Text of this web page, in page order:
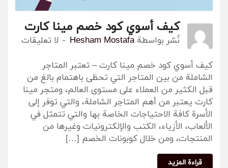
كيف أسوي كود خصم مينا كارت
نٌشر بواسطةHesham Mostafa لا تعليقات
كيف أسوي كود خصم مينا كارت – تعتبر المتاجر
الشاملة من بين المتاجر التي تحظى باهتمام بالغ من
قبل الكثير من العملاء على مستوى العالم، ومتجر مينا
كارت يعتبر من أهم المتاجر الشاملة، والتي توفر إلى
الأسرة كافة الاحتياجات الخاصة بها والتي تتمثل في
الألعاب، الأزياء، الكتب والإلكترونيات وغيرها من
المنتجات، ومن خلال كوبونات الخصم […]
قراءة المزيد